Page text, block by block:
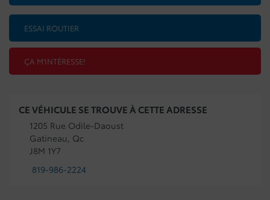
ESSAI ROUTIER
ÇA M'INTÉRESSE!
CE VÉHICULE SE TROUVE À CETTE ADRESSE
1205 Rue Odile-Daoust
Gatineau, Qc
J8M 1Y7
819-986-2224